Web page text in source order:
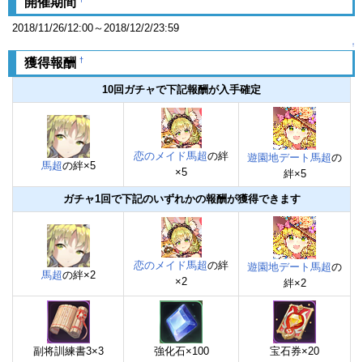
2018/11/26/12:00～2018/12/2/23:59
↑
獲得報酬 †
10回ガチャで下記報酬が入手確定
馬超の絆×5
恋のメイド馬超の絆
×5
遊園地デート馬超の
絆×5
ガチャ1回で下記のいずれかの報酬が獲得できます
馬超の絆×2
恋のメイド馬超の絆
×2
遊園地デート馬超の
絆×2
副将訓練書3×3 強化石×100 宝石券×20